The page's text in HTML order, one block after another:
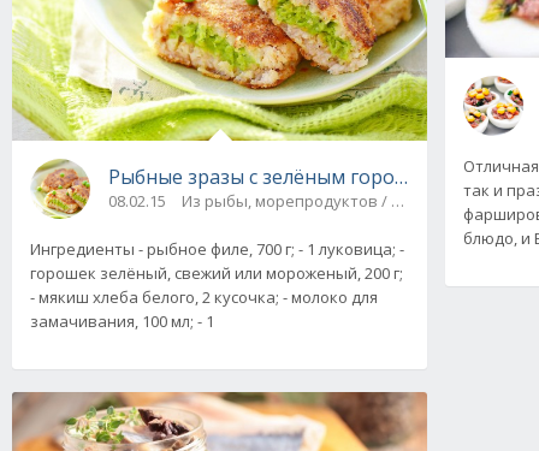
Рыбные зразы с зелёным горошком. Рецепт
08.02.15 Из рыбы, морепродуктов / Блюда из рыбы и
Ингредиенты - рыбное филе, 700 г; - 1 луковица; -
горошек зелёный, свежий или мороженый, 200 г;
- мякиш хлеба белого, 2 кусочка; - молоко для
замачивания, 100 мл; - 1
так и
блюдо, и